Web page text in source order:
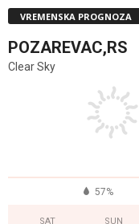
VREMENSKA PROGNOZA
POZAREVAC,RS
Clear Sky
57%
SAT SUN